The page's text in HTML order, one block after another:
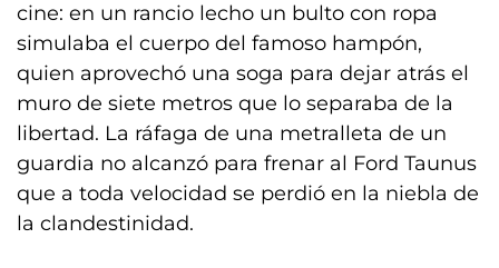
cine: en un rancio lecho un bulto con ropa
simulaba el cuerpo del famoso hampón,
quien aprovechó una soga para dejar atrás el
muro de siete metros que lo separaba de la
libertad. La ráfaga de una metralleta de un
guardia no alcanzó para frenar al Ford Taunus
que a toda velocidad se perdió en la niebla de
la clandestinidad.